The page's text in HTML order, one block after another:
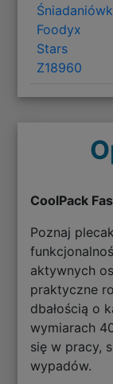
Foodyx
Stars
Z18960
CoolPack
Poznaj
aktywnych
praktyczne
dbałością o
wymiarach
się w pracy,
wypadów.